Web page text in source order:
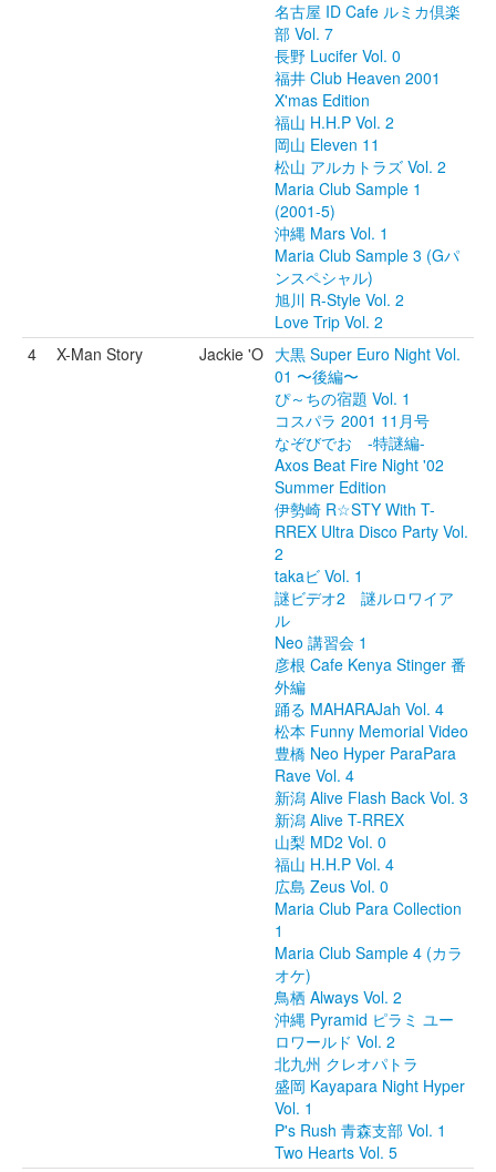
名古屋 ID Cafe ルミカ倶楽
部 Vol. 7
長野 Lucifer Vol. 0
福井 Club Heaven 2001
X'mas Edition
福山 H.H.P Vol. 2
岡山 Eleven 11
松山 アルカトラズ Vol. 2
Maria Club Sample 1
(2001-5)
沖縄 Mars Vol. 1
Maria Club Sample 3 (Gパ
ンスペシャル)
旭川 R-Style Vol. 2
Love Trip Vol. 2
4
X-Man Story Jackie 'O 大黒 Super Euro Night Vol.
01 〜後編〜
ぴ～ちの宿題 Vol. 1
コスパラ 2001 11月号
なぞびでお -特謎編-
Axos Beat Fire Night '02
Summer Edition
伊勢崎 R☆STY With T-
RREX Ultra Disco Party Vol.
2
takaビ Vol. 1
謎ビデオ2 謎ルロワイア
ル
Neo 講習会 1
彦根 Cafe Kenya Stinger 番
外編
踊る MAHARAJah Vol. 4
松本 Funny Memorial Video
豊橋 Neo Hyper ParaPara
Rave Vol. 4
新潟 Alive Flash Back Vol. 3
新潟 Alive T-RREX
山梨 MD2 Vol. 0
福山 H.H.P Vol. 4
広島 Zeus Vol. 0
Maria Club Para Collection
1
Maria Club Sample 4 (カラ
オケ)
鳥栖 Always Vol. 2
沖縄 Pyramid ピラミ ユー
ロワールド Vol. 2
北九州 クレオパトラ
盛岡 Kayapara Night Hyper
Vol. 1
P's Rush 青森支部 Vol. 1
Two Hearts Vol. 5